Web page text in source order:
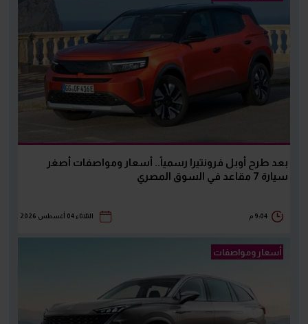
بعد طرح أوبل فرونتيرا رسمياً.. أسعار ومواصفات أصغر
سيارة 7 مقاعد في السوق المصري
9:04 م الثلاثاء 04 أغسطس 2026
أسعار ومواصفات